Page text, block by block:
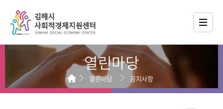
열린마당
열린마당 공지사항